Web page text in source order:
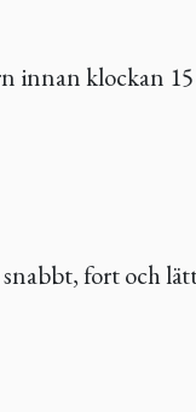
innan klockan 15
fort och